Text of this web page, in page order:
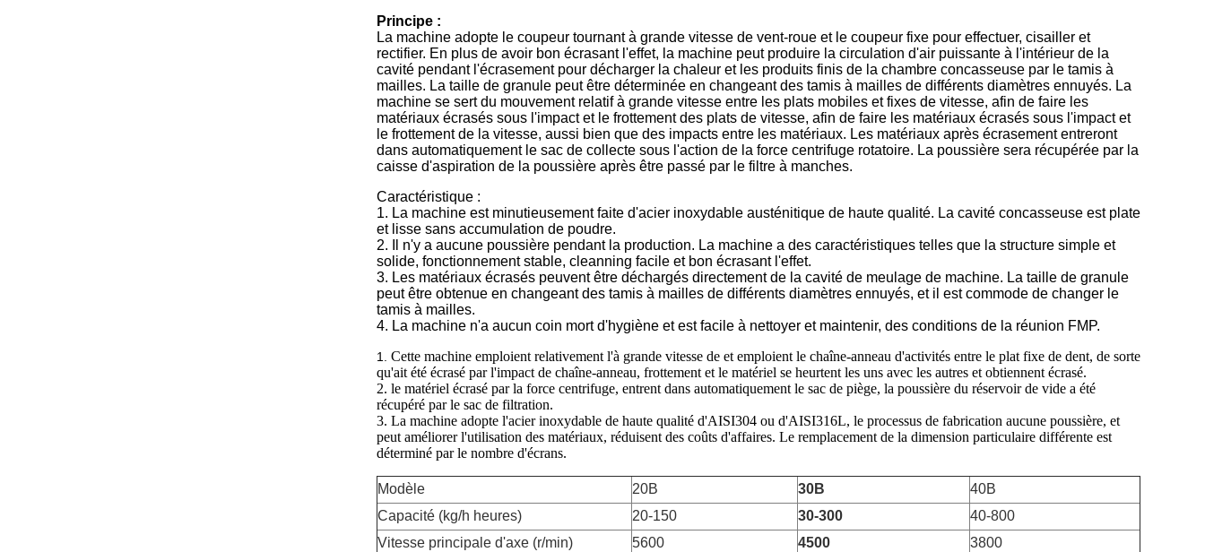
Principe :
La machine adopte le coupeur tournant à grande vitesse de vent-roue et le coupeur fixe pour effectuer, cisailler et
rectifier. En plus de avoir bon écrasant l'effet, la machine peut produire la circulation d'air puissante à l'intérieur de la
cavité pendant l'écrasement pour décharger la chaleur et les produits finis de la chambre concasseuse par le tamis à
mailles. La taille de granule peut être déterminée en changeant des tamis à mailles de différents diamètres ennuyés. La
machine se sert du mouvement relatif à grande vitesse entre les plats mobiles et fixes de vitesse, afin de faire les
matériaux écrasés sous l'impact et le frottement des plats de vitesse, afin de faire les matériaux écrasés sous l'impact et
le frottement de la vitesse, aussi bien que des impacts entre les matériaux. Les matériaux après écrasement entreront
dans automatiquement le sac de collecte sous l'action de la force centrifuge rotatoire. La poussière sera récupérée par la
caisse d'aspiration de la poussière après être passé par le filtre à manches.
Caractéristique :
1. La machine est minutieusement faite d'acier inoxydable austénitique de haute qualité. La cavité concasseuse est plate
et lisse sans accumulation de poudre.
2. Il n'y a aucune poussière pendant la production. La machine a des caractéristiques telles que la structure simple et
solide, fonctionnement stable, cleanning facile et bon écrasant l'effet.
3. Les matériaux écrasés peuvent être déchargés directement de la cavité de meulage de machine. La taille de granule
peut être obtenue en changeant des tamis à mailles de différents diamètres ennuyés, et il est commode de changer le
tamis à mailles.
4. La machine n'a aucun coin mort d'hygiène et est facile à nettoyer et maintenir, des conditions de la réunion FMP.
1. Cette machine emploient relativement l'à grande vitesse de et emploient le chaîne-anneau d'activités entre le plat fixe de dent, de sorte
qu'ait été écrasé par l'impact de chaîne-anneau, frottement et le matériel se heurtent les uns avec les autres et obtiennent écrasé.
2. le matériel écrasé par la force centrifuge, entrent dans automatiquement le sac de piège, la poussière du réservoir de vide a été
récupéré par le sac de filtration.
3. La machine adopte l'acier inoxydable de haute qualité d'AISI304 ou d'AISI316L, le processus de fabrication aucune poussière, et
peut améliorer l'utilisation des matériaux, réduisent des coûts d'affaires. Le remplacement de la dimension particulaire différente est
déterminé par le nombre d'écrans.
Modèle 20B 30B
40B
Capacité (kg/h heures)
20-150 30-300
40-800
Vitesse principale d'axe (r/min)
5600 4500
3800